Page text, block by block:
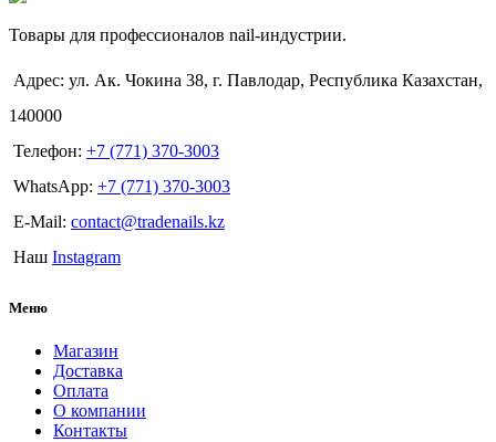
Товары для профессионалов nail-индустрии.
Адрес: ул. Ак. Чокина 38, г. Павлодар, Республика Казахстан,
140000
Телефон: +7 (771) 370-3003
WhatsApp: +7 (771) 370-3003
E-Mail: contact@tradenails.kz
Наш Instagram
Меню
Магазин
Доставка
Оплата
О компании
Контакты